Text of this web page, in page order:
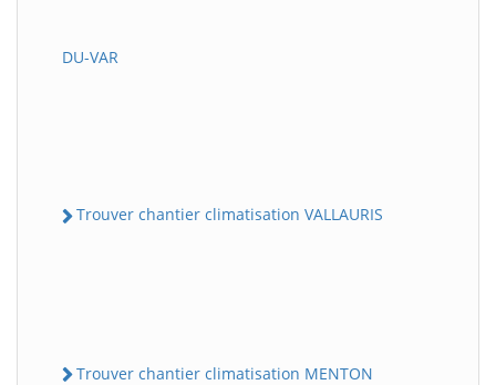
DU-VAR
Trouver chantier climatisation VALLAURIS
Trouver chantier climatisation MENTON